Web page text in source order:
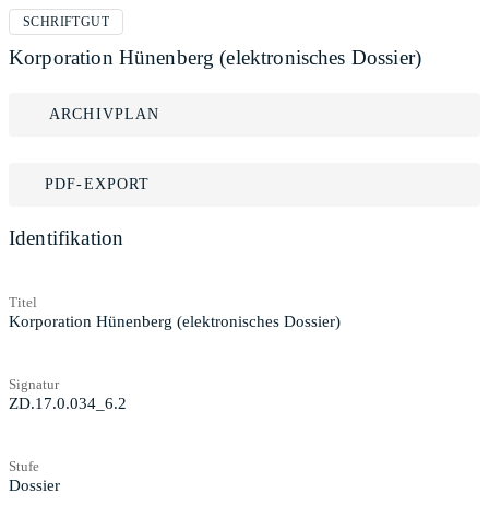
SCHRIFTGUT
Korporation Hünenberg (elektronisches Dossier)
ARCHIVPLAN
PDF-EXPORT
Identifikation
Titel
Korporation Hünenberg (elektronisches Dossier)
Signatur
ZD.17.0.034_6.2
Stufe
Dossier